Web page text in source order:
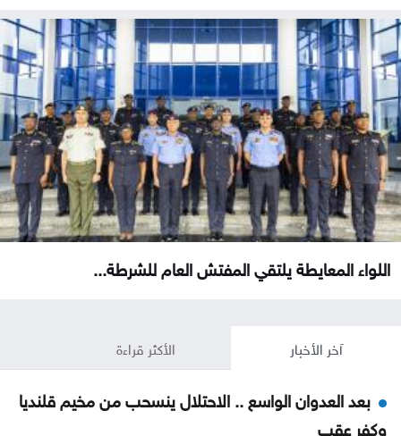
اللواء المعايطة يلتقي المفتش العام للشرطة...
آخر الأخبار الأكثر قراءة
بعد العدوان الواسع .. الاحتلال ينسحب من مخيم قلنديا
وكفر عقب